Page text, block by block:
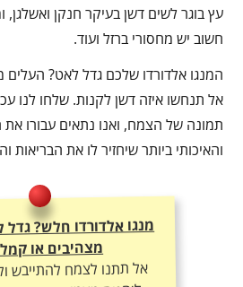
עץ בוגר לשים דשן בעיקר חנקן ואשלגן,
חשוב יש מחסורי ברזל ועוד.
המנגו אלדורדו שלכם גדל לאט? העלים
אל תנחשו איזה דשן לקנות. שלחו לנו
תמונה של הצמח, ואנו נתאים עבורו
והאיכותי ביותר שיחזיר לו את
מנגו אלדורדו חלש?
מצהיבים או
אל תתנו לצמח להתייבש
ליהנות מצמיחה
ועלוקה ירוקה – חובה